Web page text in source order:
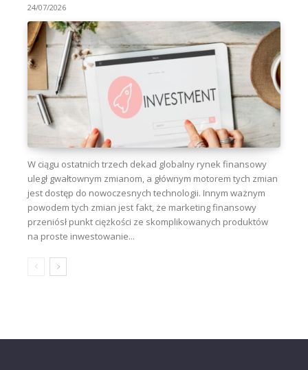
24/07/2026
W ciągu ostatnich trzech dekad globalny rynek finansowy
uległ gwałtownym zmianom, a głównym motorem tych zmian
jest dostęp do nowoczesnych technologii. Innym ważnym
powodem tych zmian jest fakt, że marketing finansowy
przeniósł punkt ciężkości ze skomplikowanych produktów
na proste inwestowanie...